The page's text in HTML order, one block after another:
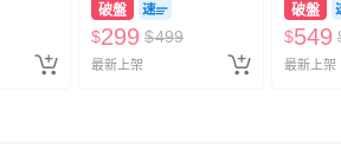
破盤
$299 $499
最新上架
破盤
$549
最新上架